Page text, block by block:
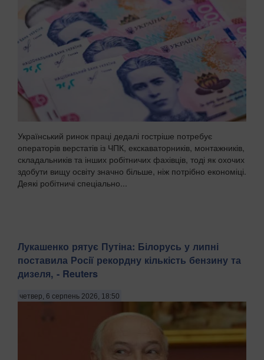
Український ринок праці дедалі гостріше потребує
операторів верстатів із ЧПК, екскаваторників, монтажників,
складальників та інших робітничих фахівців, тоді як охочих
здобути вищу освіту значно більше, ніж потрібно економіці.
Деякі робітничі спеціально...
Лукашенко рятує Путіна: Білорусь у липні
поставила Росії рекордну кількість бензину та
дизеля, - Reuters
четвер, 6 серпень 2026, 18:50